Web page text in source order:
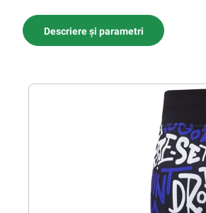
Descriere și parametri